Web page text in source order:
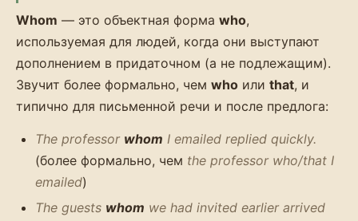
Whom — это объектная форма who,
используемая для людей, когда они выступают
дополнением в придаточном (а не подлежащим).
Звучит более формально, чем who или that, и
типично для письменной речи и после предлога:
The professor whom I emailed replied quickly.
(более формально, чем the professor who/that I
emailed)
The guests whom we had invited earlier arrived